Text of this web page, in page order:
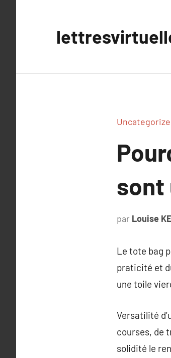
sont
par Louise
Le tote bag
praticité et
une toile
Versatilité
courses, de
solidité le